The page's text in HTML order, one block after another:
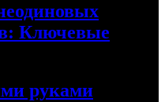
Ключевые
руками